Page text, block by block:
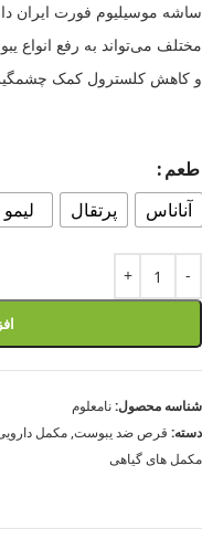
ساشه موسیلیوم فورت ایران
مختلف می‌تواند به رفع انواع
و کاهش کلسترول کمک
طعم
آناناس
پرتقال لیمو
شناسه محصول:نامعلوم
دسته: قرص ضد یبوست, مکمل
مکمل های گیاهی